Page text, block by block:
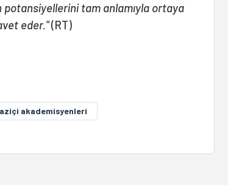
tam anlamıyla ortaya
eder."(RT)
akademisyenleri